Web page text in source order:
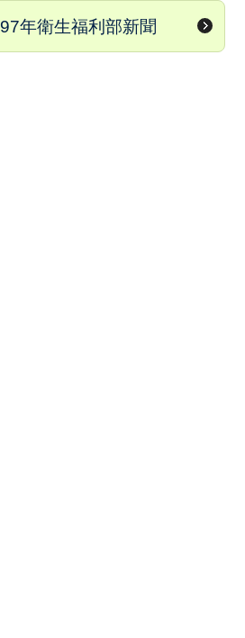
97年衛生福利部新聞